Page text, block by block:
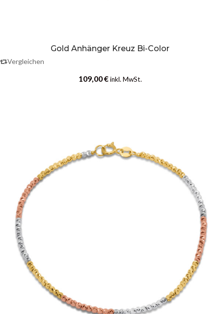
Gold Anhänger Kreuz Bi-Color
Vergleichen
109,00€ inkl. MwSt.